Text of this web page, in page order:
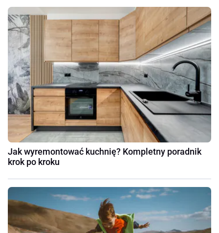
Jak wyremontować kuchnię? Kompletny poradnik
krok po kroku